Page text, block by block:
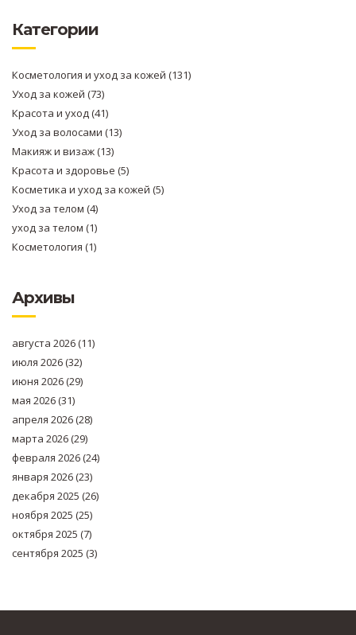
Категории
Косметология и уход за кожей (131)
Уход за кожей (73)
Красота и уход(41)
Уход за волосами (13)
Макияж и визаж(13)
Красота и здоровье (5)
Косметика и уход за кожей (5)
Уход за телом (4)
уход за телом (1)
Косметология (1)
Архивы
августа 2026(11)
июля 2026(32)
июня 2026(29)
мая 2026(31)
апреля 2026(28)
марта 2026(29)
февраля 2026(24)
января 2026(23)
декабря 2025 (26)
ноября 2025 (25)
октября 2025 (7)
сентября 2025 (3)